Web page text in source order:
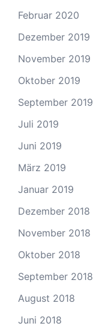
Februar 2020
Dezember 2019
November 2019
Oktober 2019
September 2019
Juli 2019
Juni 2019
März 2019
Januar 2019
Dezember 2018
November 2018
Oktober 2018
September 2018
August 2018
Juni 2018